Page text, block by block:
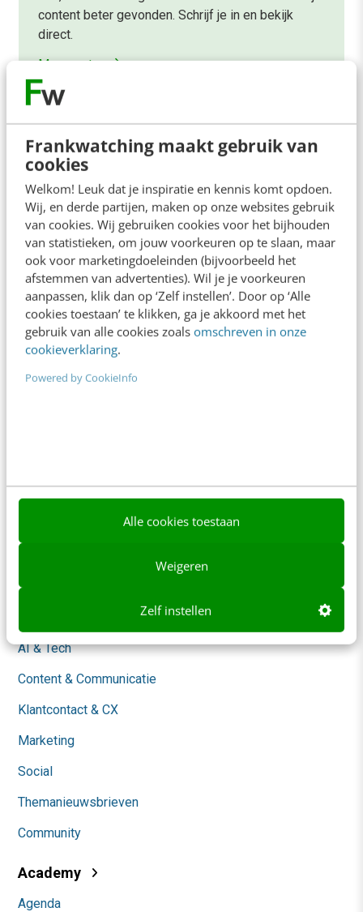
Frankwatching maakt gebruik van
cookies
Welkom! Leuk dat je inspiratie en kennis komt opdoen.
Wij, en derde partijen, maken op onze websites gebruik
van cookies. Wij gebruiken cookies voor het bijhouden
van statistieken, om jouw voorkeuren op te slaan, maar
ook voor marketingdoeleinden (bijvoorbeeld het
afstemmen van advertenties). Wil je je voorkeuren
aanpassen, klik dan op ‘Zelf instellen’. Door op ‘Alle
cookies toestaan’ te klikken, ga je akkoord met het
gebruik van alle cookies zoals omschreven in onze
cookieverklaring.
Powered by CookieInfo
Alle cookies toestaan
Weigeren
Zelf instellen
content beter gevonden. Schrijf je in en bekijk
direct.
Meer weten
Contact Redactie
redactie@frankwatching.com
+31 30 200 1045
Tarieven
Meer contactopties
Frankwatching
Over ons
Werken bij
AI & Tech
Content & Communicatie
Klantcontact & CX
Marketing
Social
Themanieuwsbrieven
Community
Academy
Agenda